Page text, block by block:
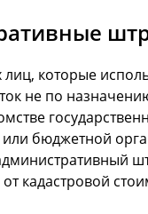
которые
не по
бюджетной
кадастровой